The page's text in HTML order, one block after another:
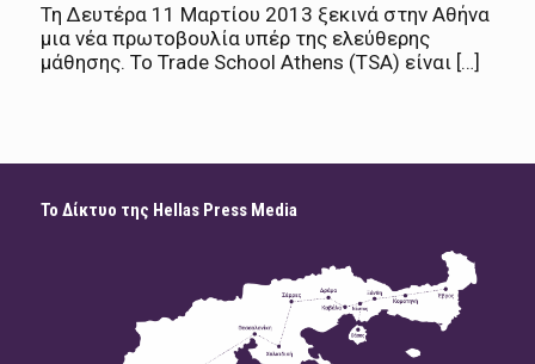
Τη ∆ευτέρα 11 Μαρτίου 2013 ξεκινά στην Αθήνα
μια νέα πρωτοβουλία υπέρ της ελεύθερης
μάθησης. Το Trade School Athens (TSA) είναι […]
Το Δίκτυο της Hellas Press Media